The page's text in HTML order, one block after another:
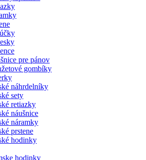
pre pánov
gombíky
náhrdelníky
sety
retiazky
náušnice
náramky
prstene
hodinky
hodinky